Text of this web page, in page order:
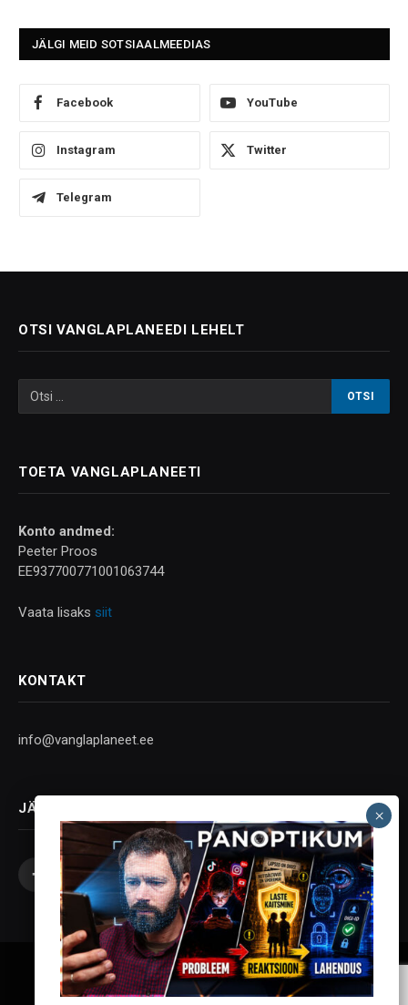
JÄLGI MEID SOTSIAALMEEDIAS
Facebook YouTube
Instagram Twitter
Telegram
OTSI VANGLAPLANEEDI LEHELT
TOETA VANGLAPLANEETI
Konto andmed:
Peeter Proos
EE937700771001063744
Vaata lisaks siit
KONTAKT
info@vanglaplaneet.ee
JÄLGI SOTSIAALMEEDIAS
Facebook
X
(Twitter)
InstagramYouTubeTelegram
Vanglaplaneet - Vastupanu Vaim